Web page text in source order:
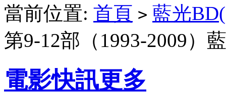
當前位置: 首頁 > 藍光
第9-12部（1993-2009）
電影快訊更多